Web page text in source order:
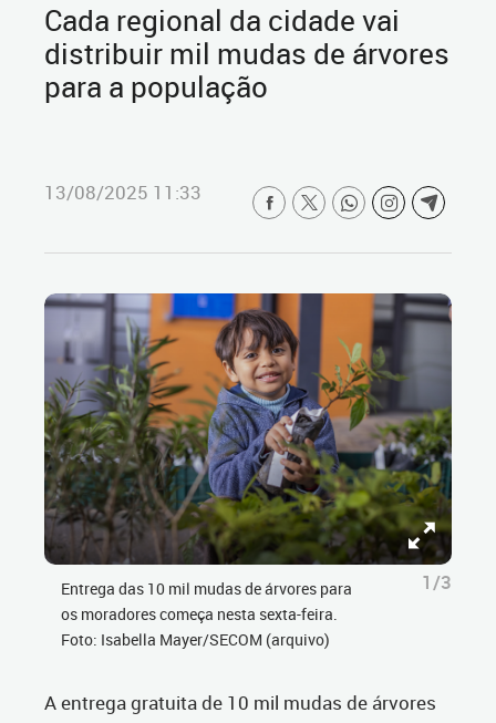
Cada regional da cidade vai
distribuir mil mudas de árvores
para a população
13/08/2025 11:33
Entrega das 10 mil mudas de árvores para
os moradores começa nesta sexta-feira.
Foto: Isabella Mayer/SECOM (arquivo)
1/3
A entrega gratuita de 10 mil mudas de árvores